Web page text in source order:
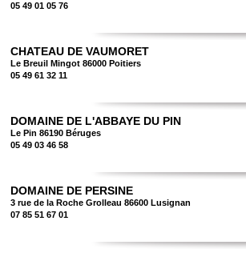
05 49 01 05 76
CHATEAU DE VAUMORET
Le Breuil Mingot 86000 Poitiers
05 49 61 32 11
DOMAINE DE L'ABBAYE DU PIN
Le Pin 86190 Béruges
05 49 03 46 58
DOMAINE DE PERSINE
3 rue de la Roche Grolleau 86600 Lusignan
07 85 51 67 01